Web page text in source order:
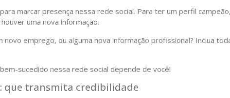
marcar presença nessa rede social. Para ter um perfil
uma nova informação.
emprego, ou alguma nova informação profissional? Inclua
sucedido nessa rede social depende de você!
que transmita credibilidade